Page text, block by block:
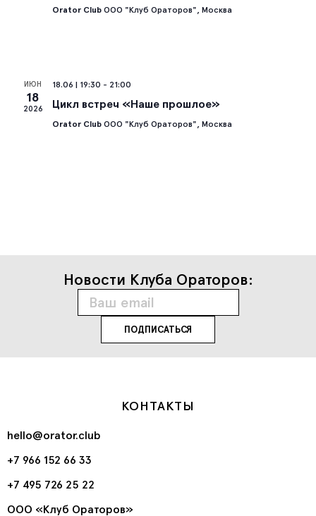
Orator Club ООО "Клуб Ораторов", Москва
ИЮН
18
2026
18.06 | 19:30 - 21:00
Цикл встреч «Наше прошлое»
Orator Club ООО "Клуб Ораторов", Москва
Новости Клуба Ораторов:
КОНТАКТЫ
hello@orator.club
+7 966 152 66 33
+7 495 726 25 22
ООО «Клуб Ораторов»